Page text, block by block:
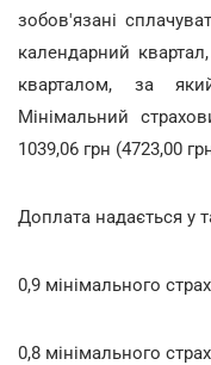
зобов'язані
календарний
кварталом, за
Мінімальний
1039,06 грн (4723,00
Доплата надається у
0,9 мінімального
0,8 мінімального